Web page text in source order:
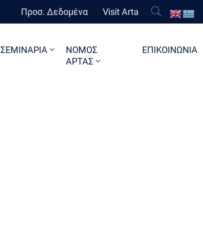
Προσ. Δεδομένα Visit Arta
ΣΕΜΙΝΑΡΙΑ
ΝΟΜΟΣ
ΑΡΤΑΣ
ΕΠΙΚΟΙΝΩΝΙΑ